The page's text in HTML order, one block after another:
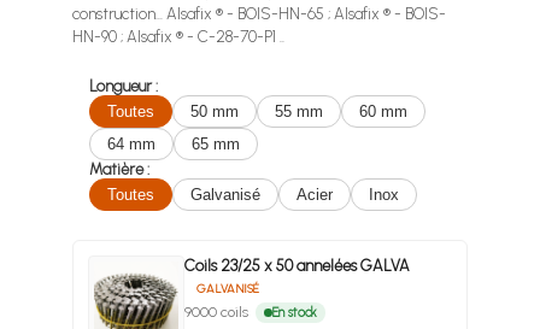
construction... Alsafix ® - BOIS-HN-65 ; Alsafix ® - BOIS-
HN-90 ; Alsafix ® - C-28-70-P1 ..
Longueur :
Toutes
50 mm 55 mm
60 mm
64 mm
65 mm
Matière :
Toutes
Galvanisé Acier Inox
Coils 23/25 x 50 annelées GALVA
GALVANISÉ
9000 coils En stock